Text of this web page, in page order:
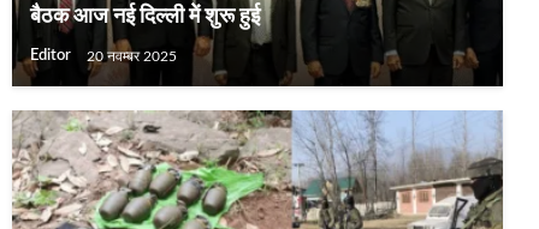
बैठक आज नई दिल्ली में शुरू हुई
Editor 20 नवम्बर 2025